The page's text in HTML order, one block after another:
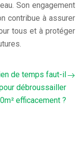
Son engagement
contribue à assurer
tous et à protéger
de temps faut-il
débroussailler
efficacement ?